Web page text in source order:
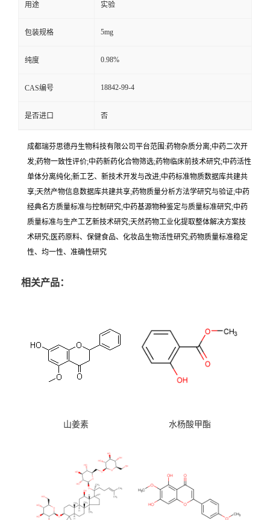
用途 实验
包装规格 5mg
纯度 0.98%
CAS编号 18842-99-4
是否进口 否
成都瑞芬思德丹生物科技有限公司平台范围:药物杂质分离;中药二次开
发;药物一致性评价;中药新药化合物筛选;药物临床前技术研究;中药活性
单体分离纯化;新工艺、新技术开发与改进;中药标准物质数据库共建共
享;天然产物信息数据库共建共享;药物质量分析方法学研究与验证;中药
经典名方质量标准与控制研究;中药基源物种鉴定与质量标准研究;中药
质量标准与生产工艺新技术研究;天然药物工业化提取整体解决方案技
术研究;医药原料、保健食品、化妆品生物活性研究;药物质量标准稳定
性、均一性、准确性研究
相关产品：
山姜素 水杨酸甲酯